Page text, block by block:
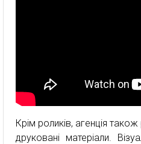
Крім роликів, агенція
друковані матеріали.